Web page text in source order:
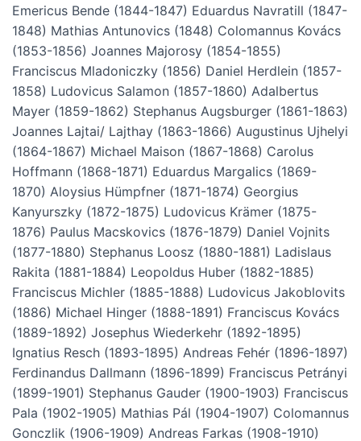
Emericus Bende (1844-1847) Eduardus Navratill (1847-
1848) Mathias Antunovics (1848) Colomannus Kovács
(1853-1856) Joannes Majorosy (1854-1855)
Franciscus Mladoniczky (1856) Daniel Herdlein (1857-
1858) Ludovicus Salamon (1857-1860) Adalbertus
Mayer (1859-1862) Stephanus Augsburger (1861-1863)
Joannes Lajtai/ Lajthay (1863-1866) Augustinus Ujhelyi
(1864-1867) Michael Maison (1867-1868) Carolus
Hoffmann (1868-1871) Eduardus Margalics (1869-
1870) Aloysius Hümpfner (1871-1874) Georgius
Kanyurszky (1872-1875) Ludovicus Krämer (1875-
1876) Paulus Macskovics (1876-1879) Daniel Vojnits
(1877-1880) Stephanus Loosz (1880-1881) Ladislaus
Rakita (1881-1884) Leopoldus Huber (1882-1885)
Franciscus Michler (1885-1888) Ludovicus Jakoblovits
(1886) Michael Hinger (1888-1891) Franciscus Kovács
(1889-1892) Josephus Wiederkehr (1892-1895)
Ignatius Resch (1893-1895) Andreas Fehér (1896-1897)
Ferdinandus Dallmann (1896-1899) Franciscus Petrányi
(1899-1901) Stephanus Gauder (1900-1903) Franciscus
Pala (1902-1905) Mathias Pál (1904-1907) Colomannus
Gonczlik (1906-1909) Andreas Farkas (1908-1910)